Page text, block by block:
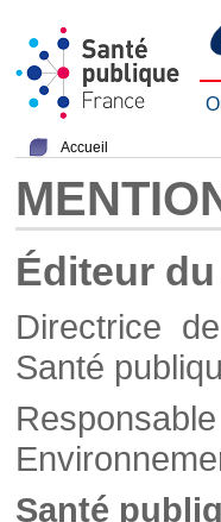
Accueil
Éditeur
Directrice
Santé
Santé